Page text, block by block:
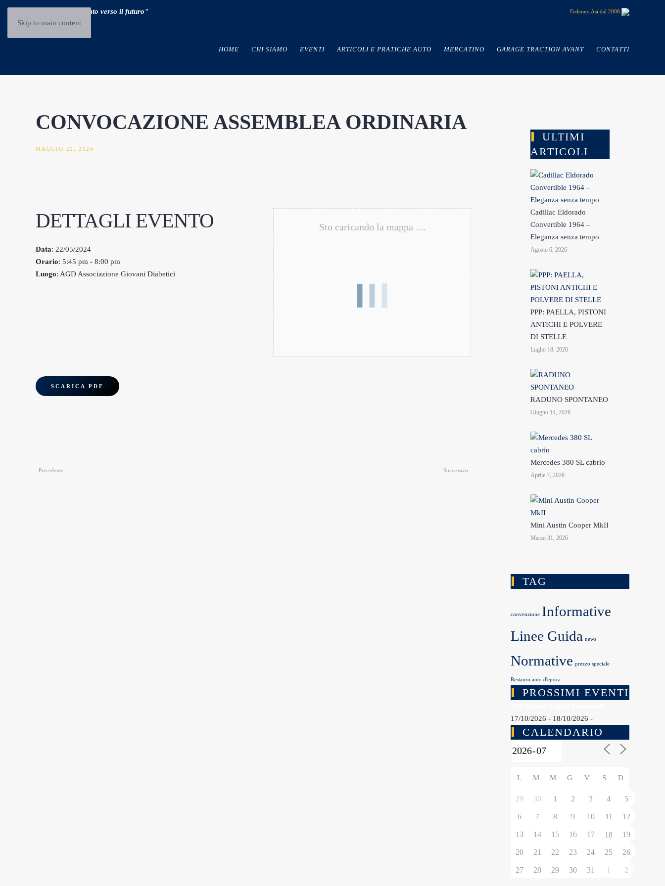
Skip to main content
"Guidare il passato verso il futuro" Federato Asi dal 2008
HOME CHI SIAMO EVENTI ARTICOLI E PRATICHE AUTO MERCATINO GARAGE TRACTION AVANT CONTATTI
CONVOCAZIONE ASSEMBLEA ORDINARIA
MAGGIO 22, 2024
Sto caricando la mappa ....
DETTAGLI EVENTO
Data: 22/05/2024
Orario: 5:45 pm - 8:00 pm
Luogo: AGD Associazione Giovani Diabetici
SCARICA PDF
Precedente Successivo
ULTIMI
ARTICOLI
Cadillac Eldorado
Convertible 1964 –
Eleganza senza tempo
Agosto 6, 2026
PPP: PAELLA, PISTONI
ANTICHI E POLVERE
DI STELLE
Luglio 18, 2026
RADUNO SPONTANEO
Giugno 14, 2026
Mercedes 380 SL cabrio
Aprile 7, 2026
Mini Austin Cooper MkII
Marzo 31, 2026
TAG
convenzione Informative
Linee Guida news
Normative prezzo speciale
Restauro auto d'epoca
PROSSIMI EVENTI
17/10/2026 - 18/10/2026 -
CALENDARIO
L M M G V S D
29 30 1 2 3 4 5
6 7 8 9 10 11 12
13 14 15 16 17 18 19
20 21 22 23 24 25 26
27 28 29 30 31 1 2